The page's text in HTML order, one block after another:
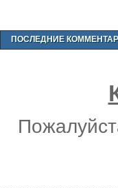
ПОСЛЕДНИЕ